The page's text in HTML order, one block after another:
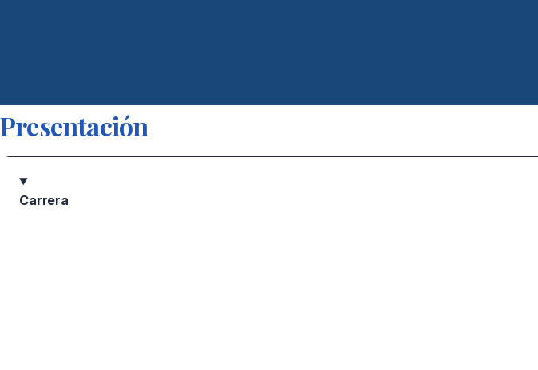
Presentación
Carrera